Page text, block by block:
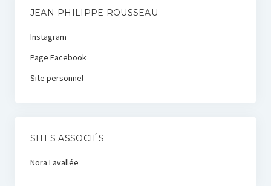
JEAN-PHILIPPE ROUSSEAU
Instagram
Page Facebook
Site personnel
SITES ASSOCIÉS
Nora Lavallée